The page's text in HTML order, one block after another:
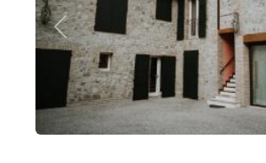
Zurück